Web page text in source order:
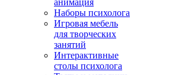
анимация
Наборы психолога
Игровая мебель
для творческих
занятий
Интерактивные
столы психолога